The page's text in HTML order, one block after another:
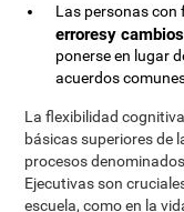
Las personas
erroresy
ponerse en lugar
acuerdos
La flexibilidad
básicas superiores de
procesos
Ejecutivas son
escuela, como en la